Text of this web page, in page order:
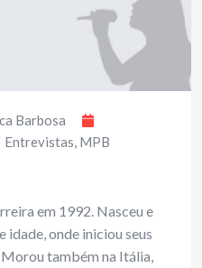
Barbosa
Entrevistas, MPB
em 1992. Nasceu e
idade, onde iniciou seus
também na Itália,